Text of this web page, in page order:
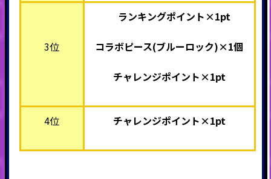
3位
ランキングポイント×1pt
コラボピース(ブルーロック)×1個
チャレンジポイント×1pt
4位 チャレンジポイント×1pt